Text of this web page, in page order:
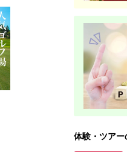
体験・ツアー